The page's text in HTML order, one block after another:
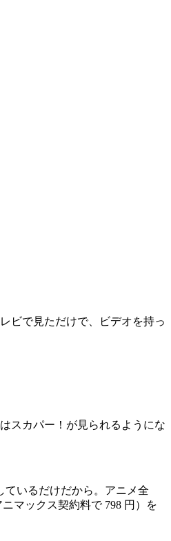
ビで見ただけで、ビデオを持っ
スカパー！が見られるようにな
ているだけだから。アニメ全
マックス契約料で 798 円）を